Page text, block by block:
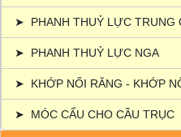
➤ PHANH THUỶ LỰC TRUNG
➤ PHANH THUỶ LỰC NGA
➤ KHỚP NỐI RĂNG - KHỚP
➤ MÓC CẨU CHO CẦU TRỤC